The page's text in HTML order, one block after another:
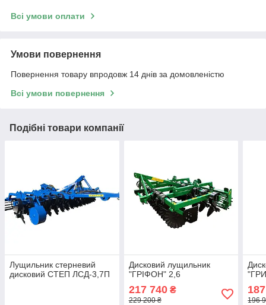
Всі умови оплати
Умови повернення
Повернення товару впродовж 14 днів за домовленістю
Всі умови повернення
Подібні товари компанії
Лущильник стерневий
дисковий СТЕП ЛСД-3,7П
Дисковий лущильник
"ГРІФОН" 2,6
217 740₴
229 200 ₴ 196